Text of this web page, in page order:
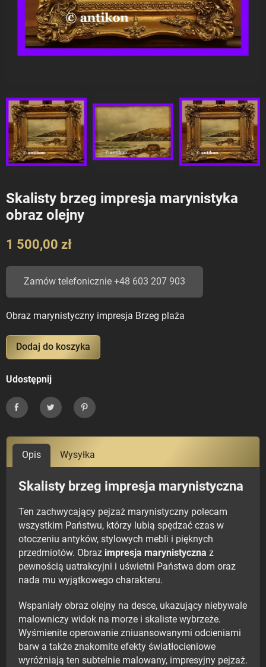
Skalisty brzeg impresja marynistyka
obraz olejny
1 500,00 zł
Zamów telefonicznie +48 603 207 903
Obraz marynistyczny impresja Brzeg plaża
Dodaj do koszyka
Udostępnij
UdostępnijTweetujPinterest
Opis Wysyłka
Skalisty brzeg impresja marynistyczna
Ten zachwycający pejzaż marynistyczny polecam
wszystkim Państwu, którzy lubią spędzać czas w
otoczeniu antyków, stylowych mebli i pięknych
przedmiotów. Obraz impresja marynistyczna z
pewnością uatrakcyjni i uświetni Państwa dom oraz
nada mu wyjątkowego charakteru.
Wspaniały obraz olejny na desce, ukazujący niebywale
malowniczy widok na morze i skaliste wybrzeże.
Wyśmienite operowanie zniuansowanymi odcieniami
barw a także znakomite efekty światłocieniowe
wyróżniają ten subtelnie malowany, impresyjny pejzaż.